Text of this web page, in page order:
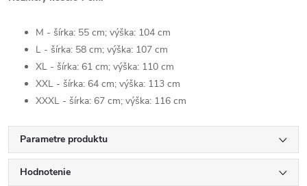
M - šírka: 55 cm; výška: 104 cm
L - šírka: 58 cm; výška: 107 cm
XL - šírka: 61 cm; výška: 110 cm
XXL - šírka: 64 cm; výška: 113 cm
XXXL - šírka: 67 cm; výška: 116 cm
Parametre produktu
Hodnotenie